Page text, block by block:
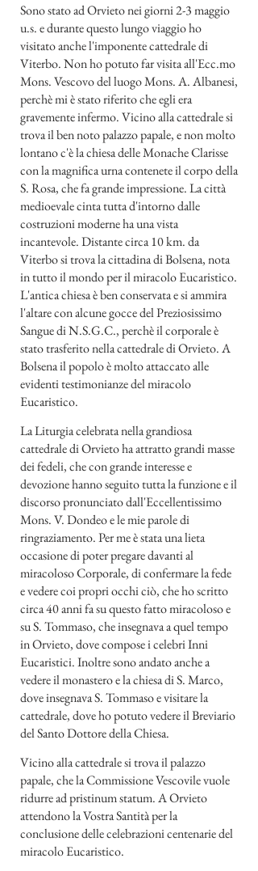
Sono stato ad Orvieto nei giorni 2-3 maggio
u.s. e durante questo lungo viaggio ho
visitato anche l'imponente cattedrale di
Viterbo. Non ho potuto far visita all'Ecc.mo
Mons. Vescovo del luogo Mons. A. Albanesi,
perchè mi è stato riferito che egli era
gravemente infermo. Vicino alla cattedrale si
trova il ben noto palazzo papale, e non molto
lontano c'è la chiesa delle Monache Clarisse
con la magnifica urna contenete il corpo della
S. Rosa, che fa grande impressione. La città
medioevale cinta tutta d'intorno dalle
costruzioni moderne ha una vista
incantevole. Distante circa 10 km. da
Viterbo si trova la cittadina di Bolsena, nota
in tutto il mondo per il miracolo Eucaristico.
L'antica chiesa è ben conservata e si ammira
l'altare con alcune gocce del Preziosissimo
Sangue di N.S.G.C., perchè il corporale è
stato trasferito nella cattedrale di Orvieto. A
Bolsena il popolo è molto attaccato alle
evidenti testimonianze del miracolo
Eucaristico.
La Liturgia celebrata nella grandiosa
cattedrale di Orvieto ha attratto grandi masse
dei fedeli, che con grande interesse e
devozione hanno seguito tutta la funzione e il
discorso pronunciato dall'Eccellentissimo
Mons. V. Dondeo e le mie parole di
ringraziamento. Per me è stata una lieta
occasione di poter pregare davanti al
miracoloso Corporale, di confermare la fede
e vedere coi propri occhi ciò, che ho scritto
circa 40 anni fa su questo fatto miracoloso e
su S. Tommaso, che insegnava a quel tempo
in Orvieto, dove compose i celebri Inni
Eucaristici. Inoltre sono andato anche a
vedere il monastero e la chiesa di S. Marco,
dove insegnava S. Tommaso e visitare la
cattedrale, dove ho potuto vedere il Breviario
del Santo Dottore della Chiesa.
Vicino alla cattedrale si trova il palazzo
papale, che la Commissione Vescovile vuole
ridurre ad pristinum statum. A Orvieto
attendono la Vostra Santità per la
conclusione delle celebrazioni centenarie del
miracolo Eucaristico.